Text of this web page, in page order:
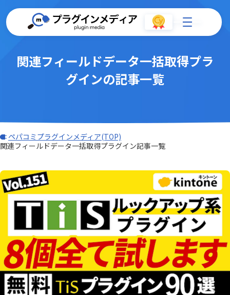
関連フィールドデータ一括取得プラ
グインの記事一覧
ペパコミプラグインメディア(TOP)
関連フィールドデータ一括取得プラグイン記事一覧